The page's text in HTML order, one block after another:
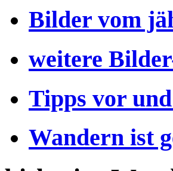
Bilder vom
weitere
Tipps vor
Wandern ist